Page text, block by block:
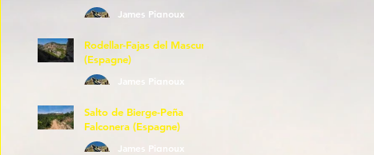
James Pignoux
Rodellar-Fajas del Mascun
(Espagne)
James Pignoux
Salto de Bierge-Peña
Falconera (Espagne)
James Pignoux